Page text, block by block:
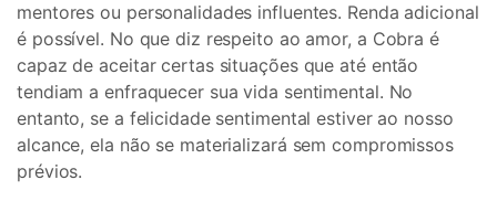
mentores ou personalidades influentes. Renda adicional
é possível. No que diz respeito ao amor, a Cobra é
capaz de aceitar certas situações que até então
tendiam a enfraquecer sua vida sentimental. No
entanto, se a felicidade sentimental estiver ao nosso
alcance, ela não se materializará sem compromissos
prévios.